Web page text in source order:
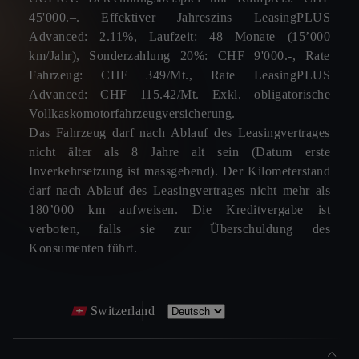
45'000.–. Effektiver Jahreszins LeasingPLUS
Advanced: 2.11%, Laufzeit: 48 Monate (15’000
km/Jahr), Sonderzahlung 20%: CHF 9'000.-, Rate
Fahrzeug: CHF 349/Mt., Rate LeasingPLUS
Advanced: CHF 115.42/Mt. Exkl. obligatorische
Vollkaskomotorfahrzeugversicherung.
Das Fahrzeug darf nach Ablauf des Leasingvertrages
nicht älter als 8 Jahre alt sein (Datum erste
Inverkehrsetzung ist massgebend). Der Kilometerstand
darf nach Ablauf des Leasingvertrages nicht mehr als
180’000 km aufweisen. Die Kreditvergabe ist
verboten, falls sie zur Überschuldung des
Konsumenten führt.
Switzerland